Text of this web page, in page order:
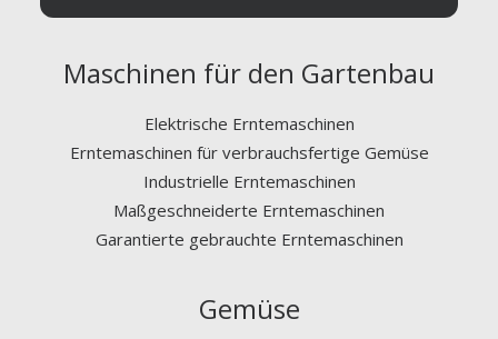
Maschinen für den Gartenbau
Elektrische Erntemaschinen
Erntemaschinen für verbrauchsfertige Gemüse
Industrielle Erntemaschinen
Maßgeschneiderte Erntemaschinen
Garantierte gebrauchte Erntemaschinen
Gemüse